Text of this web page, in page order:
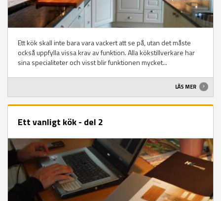
Ett kök skall inte bara vara vackert att se på, utan det måste
också uppfylla vissa krav av funktion. Alla kökstillverkare har
sina specialiteter och visst blir funktionen mycket...
LÄS MER
Ett vanligt kök - del 2